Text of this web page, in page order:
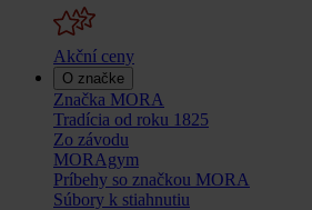
Akční ceny
O značke
Značka MORA
Tradícia od roku 1825
Zo závodu
MORAgym
Príbehy so značkou MORA
Súbory k stiahnutiu